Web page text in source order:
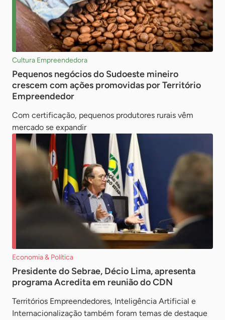
Cultura Empreendedora
Pequenos negócios do Sudoeste mineiro
crescem com ações promovidas por Território
Empreendedor
Com certificação, pequenos produtores rurais vêm
mercado se expandir
Economia & Política
Presidente do Sebrae, Décio Lima, apresenta
programa Acredita em reunião do CDN
Territórios Empreendedores, Inteligência Artificial e
Internacionalização também foram temas de destaque